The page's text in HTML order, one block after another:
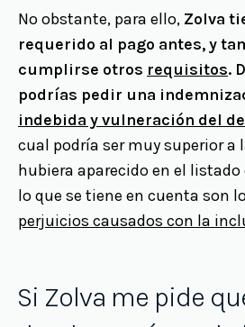
No obstante, para ello, Zolva
requerido al pago antes, y
cumplirse otros requisitos.
podrías pedir una
indebida y vulneración del
cual podría ser muy superior a
hubiera aparecido en el listado
lo que se tiene en cuenta son
perjuicios causados con la
Si Zolva me pide